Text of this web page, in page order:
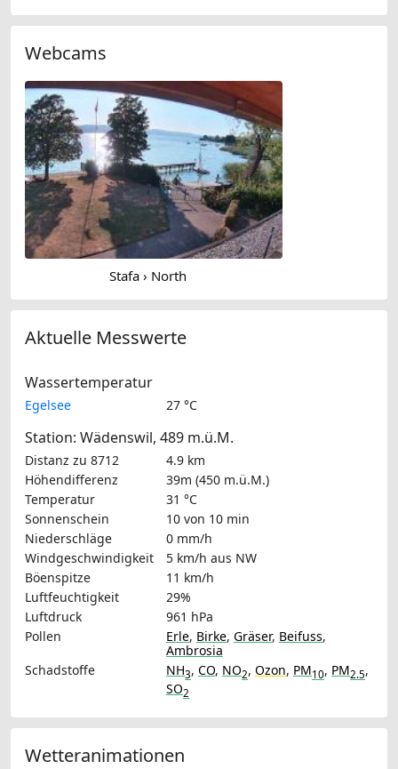
Webcams
Stafa › North
Aktuelle Messwerte
Wassertemperatur
Egelsee 27 °C
Station: Wädenswil, 489 m.ü.M.
Distanz zu 8712
4.9 km
Höhendifferenz
39m (450 m.ü.M.)
Temperatur
31 °C
Sonnenschein
10 von 10 min
Niederschläge
0 mm/h
Windgeschwindigkeit
5 km/h aus NW
Böenspitze
11 km/h
Luftfeuchtigkeit
29%
Luftdruck
961 hPa
Pollen
Erle, Birke, Gräser, Beifuss,
Ambrosia
Schadstoffe
NH3, CO, NO2, Ozon, PM10, PM2.5,
SO2
Wetteranimationen